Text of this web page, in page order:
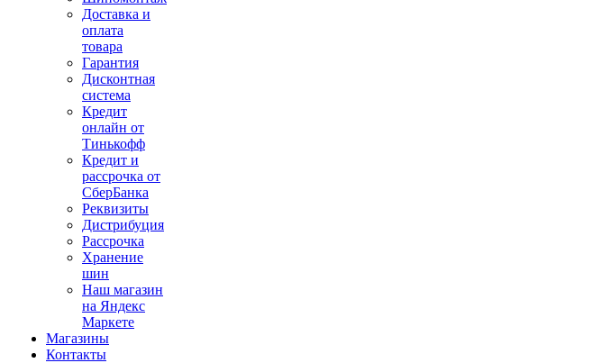
Доставка и
оплата
товара
Гарантия
Дисконтная
система
Кредит
онлайн от
Тинькофф
Кредит и
рассрочка от
СберБанка
Реквизиты
Дистрибуция
Рассрочка
Хранение
шин
Наш магазин
на Яндекс
Маркете
Магазины
Контакты